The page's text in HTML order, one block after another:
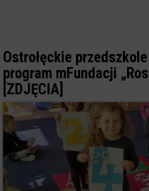
Ostrołęckie
program mFundacji
[ZDJĘCIA]